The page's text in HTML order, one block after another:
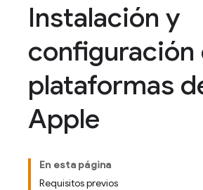
Instalación y
configuración
plataformas
Apple
En esta página
Requisitos previos